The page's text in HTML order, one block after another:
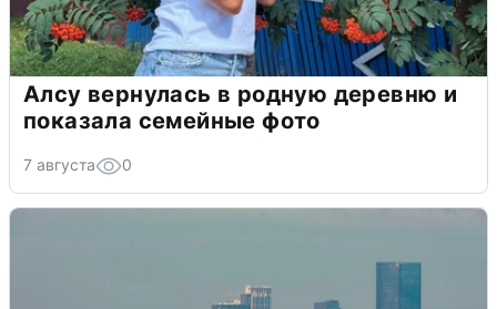
Алсу вернулась в родную деревню и
показала семейные фото
7 августа 0